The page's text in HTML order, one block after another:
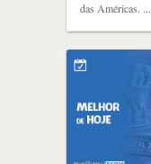
das Américas. ...